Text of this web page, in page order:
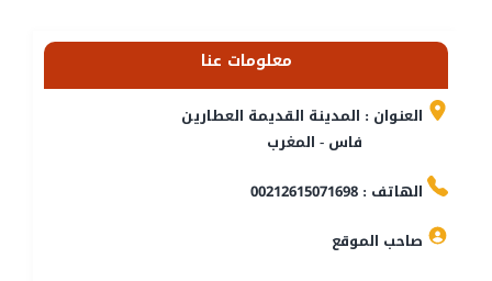
معلومات عنا
العنوان : المدينة القديمة العطارين
فاس - المغرب
الهاتف : 00212615071698
صاحب الموقع